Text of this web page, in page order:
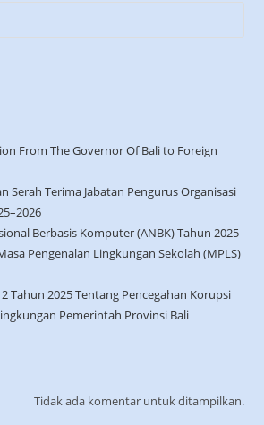
From The Governor Of Bali to Foreign
Serah Terima Jabatan Pengurus Organisasi
Berbasis Komputer (ANBK) Tahun 2025
Pengenalan Lingkungan Sekolah (MPLS)
Tahun 2025 Tentang Pencegahan Korupsi
Pemerintah Provinsi Bali
Tidak ada komentar untuk ditampilkan.